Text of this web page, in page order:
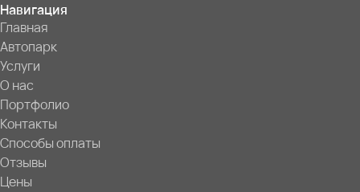
Навигация
Главная
Автопарк
Услуги
О нас
Портфолио
Контакты
Способы оплаты
Отзывы
Цены